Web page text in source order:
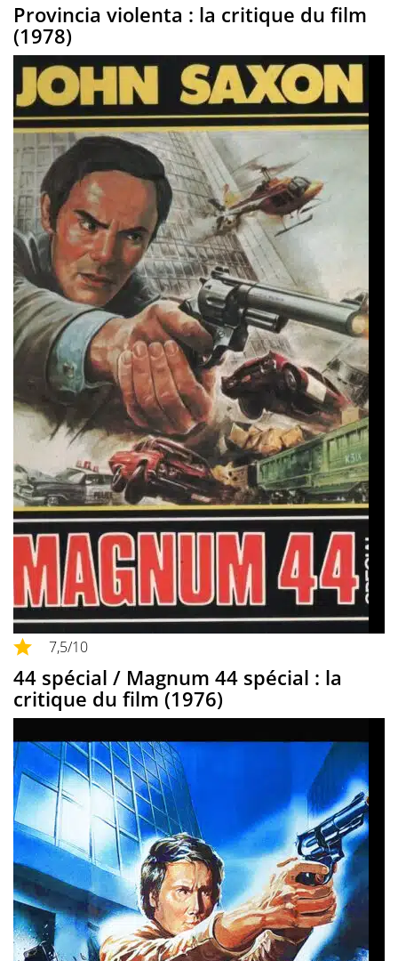
Provincia violenta : la critique du film
(1978)
7,5/10
44 spécial / Magnum 44 spécial : la
critique du film (1976)